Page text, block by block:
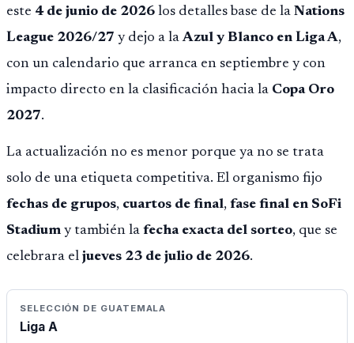
este 4 de junio de 2026 los detalles base de la Nations
League 2026/27 y dejo a laAzul y Blanco en Liga A,
con un calendario que arranca en septiembre y con
impacto directo en la clasificación hacia la Copa Oro
2027.
La actualización no es menor porque ya no se trata
solo de una etiqueta competitiva. El organismo fijo
fechas de grupos, cuartos de final, fase final en SoFi
Stadium y también la fecha exacta del sorteo, que se
celebrara el jueves 23 de julio de 2026.
SELECCIÓN DE GUATEMALA
Liga A